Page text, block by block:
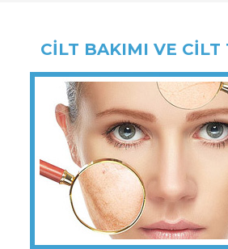
CİLT BAKIMI VE CİLT